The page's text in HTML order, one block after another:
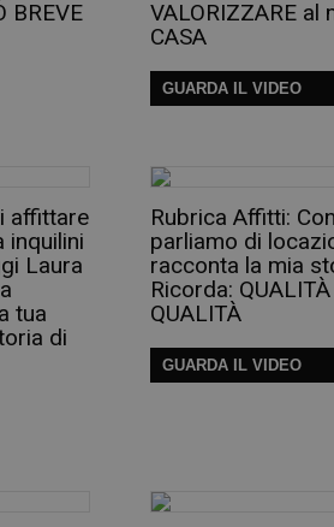
BREVE
VALORIZZARE al
CASA
GUARDA IL VIDEO
affittare
inquilini
Laura
tua
di
Rubrica Affitti:
parliamo di
racconta la mia
Ricorda:
QUALITÀ
GUARDA IL VIDEO